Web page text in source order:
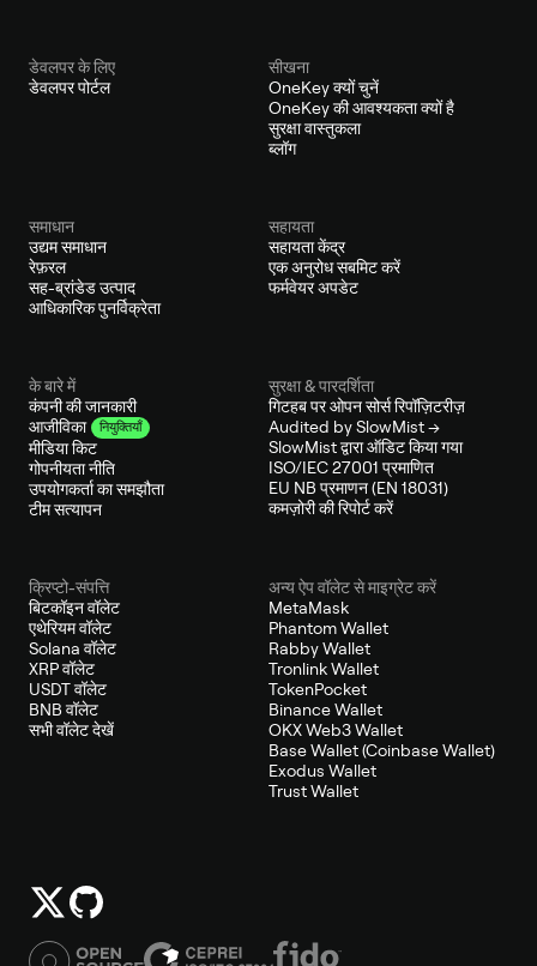
डेवलपर के लिए
डेवलपर पोर्टल
सीखना
OneKey क्यों चुनें
OneKey की आवश्यकता क्यों है
सुरक्षा वास्तुकला
ब्लॉग
समाधान
उद्यम समाधान
रेफ़रल
सह-ब्रांडेड उत्पाद
आधिकारिक पुनर्विक्रेता
सहायता
सहायता केंद्र
एक अनुरोध सबमिट करें
फर्मवेयर अपडेट
के बारे में
कंपनी की जानकारी
आजीविका
नियुक्तियाँ
मीडिया किट
गोपनीयता नीति
उपयोगकर्ता का समझौता
टीम सत्यापन
सुरक्षा & पारदर्शिता
गिटहब पर ओपन सोर्स रिपॉज़िटरीज़
Audited by SlowMist →
SlowMist द्वारा ऑडिट किया गया
ISO/IEC 27001 प्रमाणित
EU NB प्रमाणन (EN 18031)
कमज़ोरी की रिपोर्ट करें
क्रिप्टो-संपत्ति
बिटकॉइन वॉलेट
एथेरियम वॉलेट
Solana वॉलेट
XRP वॉलेट
USDT वॉलेट
BNB वॉलेट
सभी वॉलेट देखें
अन्य ऐप वॉलेट से माइग्रेट करें
MetaMask
Phantom Wallet
Rabby Wallet
Tronlink Wallet
TokenPocket
Binance Wallet
OKX Web3 Wallet
Base Wallet (Coinbase Wallet)
Exodus Wallet
Trust Wallet